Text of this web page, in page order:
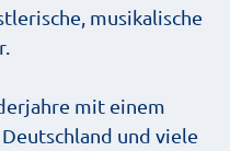
musikalische
mit einem
und viele